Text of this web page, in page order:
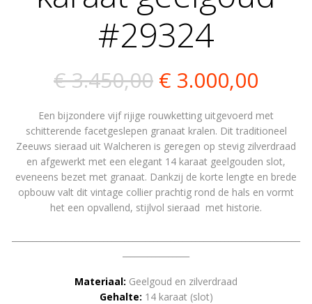
#29324
€3.450,00
prijs
was:
€ 3.450,00.
€ 3.000,00
prijs
is:
€
Een bijzondere vijf rijige rouwketting uitgevoerd met
schitterende facetgeslepen granaat kralen. Dit traditioneel
Zeeuws sieraad uit Walcheren is geregen op stevig zilverdraad
en afgewerkt met een elegant 14 karaat geelgouden slot,
eveneens bezet met granaat. Dankzij de korte lengte en brede
opbouw valt dit vintage collier prachtig rond de hals en vormt
het een opvallend, stijlvol sieraad met historie.
Materiaal: Geelgoud en zilverdraad
Gehalte: 14 karaat (slot)